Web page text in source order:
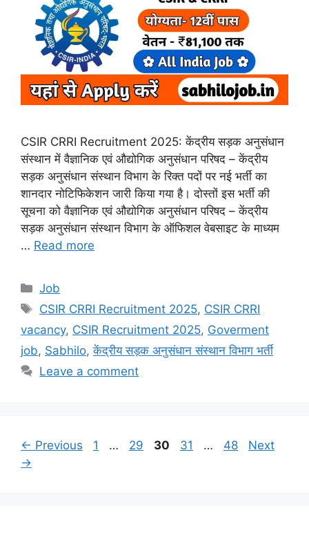
CSIR CRRI Recruitment 2025: केंद्रीय सड़क अनुसंधान
संस्थान में वैज्ञानिक एवं औद्योगिक अनुसंधान परिषद – केंद्रीय
सड़क अनुसंधान संस्थान विभाग के रिक्त पदों पर नई भर्ती का
शानदार नोटिफिकेशन जारी किया गया है। दोस्तों इस भर्ती की
सूचना को वैज्ञानिक एवं औद्योगिक अनुसंधान परिषद – केंद्रीय
सड़क अनुसंधान संस्थान विभाग के ऑफिशल वेबसाइट के माध्यम
… Read more
Categories
Job
Tags
CSIR CRRI Recruitment 2025, CSIR CRRI
vacancy, CSIR Recruitment 2025, Goverment
job, Sabhilo,केंद्रीय सड़क अनुसंधान संस्थान विभाग भर्ती
Leave a comment
← Previous Page
1 … Page
29 Page
30 Page
31 … Page
48
Next
→